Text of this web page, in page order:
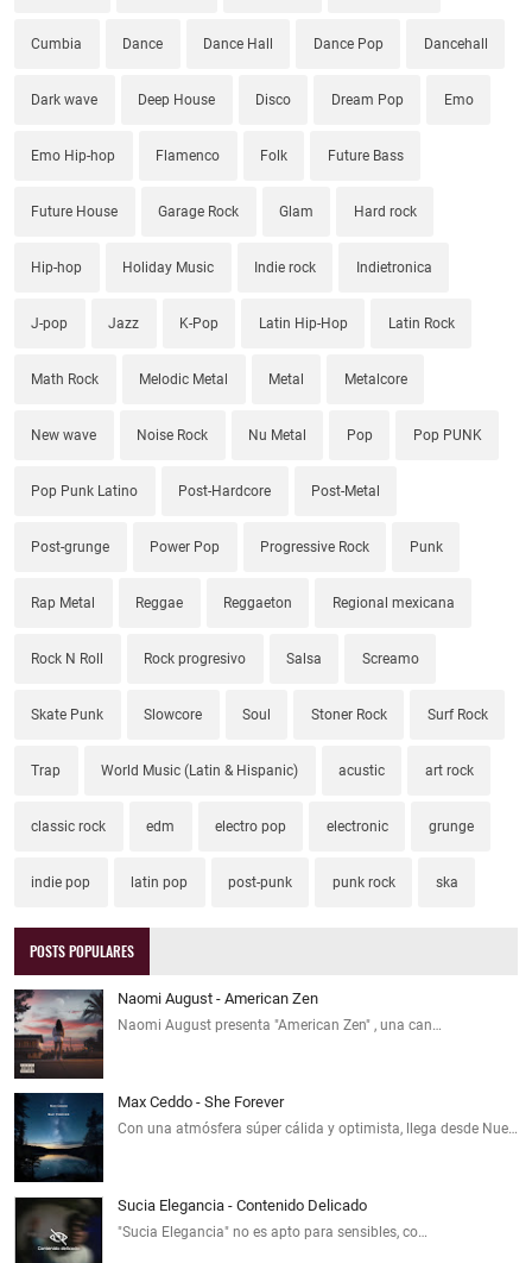
Cumbia Dance Dance Hall Dance Pop Dancehall
Dark wave Deep House Disco Dream Pop Emo
Emo Hip-hop Flamenco Folk Future Bass
Future House Garage Rock Glam Hard rock
Hip-hop Holiday Music Indie rock Indietronica
J-pop Jazz K-Pop Latin Hip-Hop Latin Rock
Math Rock Melodic Metal Metal Metalcore
New wave Noise Rock Nu Metal Pop Pop PUNK
Pop Punk Latino Post-Hardcore Post-Metal
Post-grunge Power Pop Progressive Rock Punk
Rap Metal Reggae Reggaeton Regional mexicana
Rock N Roll Rock progresivo Salsa Screamo
Skate Punk Slowcore Soul Stoner Rock Surf Rock
Trap World Music (Latin & Hispanic) acustic art rock
classic rock edm electro pop electronic grunge
indie pop latin pop post-punk punk rock ska
POSTS POPULARES
Naomi August - American Zen
Naomi August presenta "American Zen" , una can…
Max Ceddo - She Forever
Con una atmósfera súper cálida y optimista, llega desde Nue…
Sucia Elegancia - Contenido Delicado
"Sucia Elegancia" no es apto para sensibles, co…